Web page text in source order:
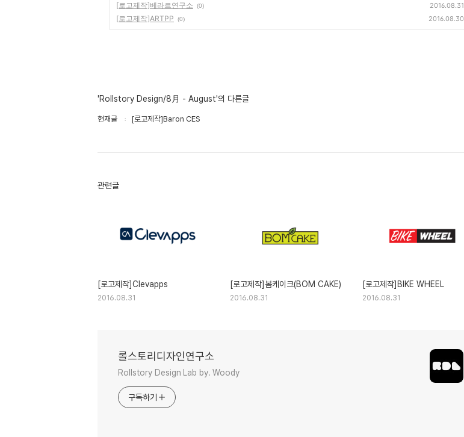
[로고제작]베라르연구소 (0) 2016.08.31
[로고제작]ARTPP (0) 2016.08.30
'Rollstory Design/8月 - August'의 다른글
현재글 [로고제작]Baron CES
관련글
[로고제작]Clevapps
2016.08.31
[로고제작]봄케이크(BOM CAKE)
2016.08.31
[로고제작]BIKE WHEEL
2016.08.31
롤스토리디자인연구소
Rollstory Design Lab by. Woody
구독하기